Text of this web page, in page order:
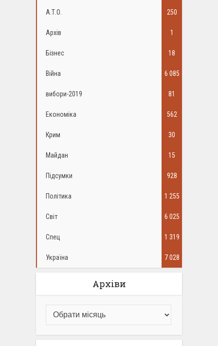
А.Т.О. 250
Архів 1
Бізнес 18
Війна 6 085
вибори-2019 81
Економіка 562
Крим 30
Майдан 15
Підсумки 928
Політика 1 255
Світ 6 025
Спец 1 319
Україна 7 028
Архіви